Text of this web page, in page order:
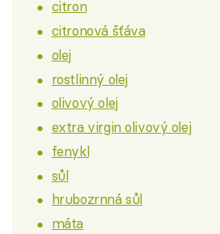
citron
citronová šťáva
olej
rostlinný olej
olivový olej
extra virgin olivový olej
fenykl
sůl
hrubozrnná sůl
máta